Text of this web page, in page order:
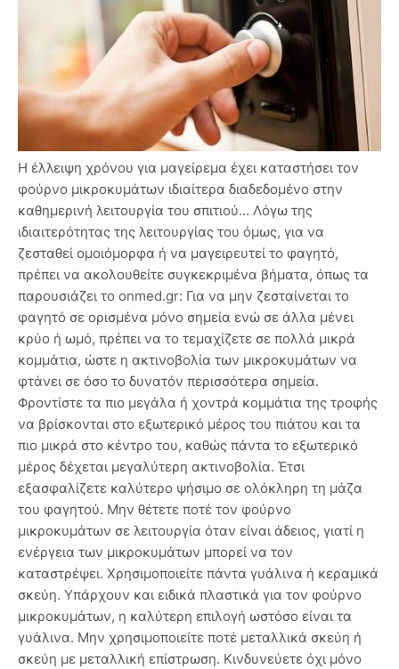
Η έλλειψη χρόνου για μαγείρεμα έχει καταστήσει τον
φούρνο μικροκυμάτων ιδιαίτερα διαδεδομένο στην
καθημερινή λειτουργία του σπιτιού... Λόγω της
ιδιαιτερότητας της λειτουργίας του όμως, για να
ζεσταθεί ομοιόμορφα ή να μαγειρευτεί το φαγητό,
πρέπει να ακολουθείτε συγκεκριμένα βήματα, όπως τα
παρουσιάζει το onmed.gr: Για να μην ζεσταίνεται το
φαγητό σε ορισμένα μόνο σημεία ενώ σε άλλα μένει
κρύο ή ωμό, πρέπει να το τεμαχίζετε σε πολλά μικρά
κομμάτια, ώστε η ακτινοβολία των μικροκυμάτων να
φτάνει σε όσο το δυνατόν περισσότερα σημεία.
Φροντίστε τα πιο μεγάλα ή χοντρά κομμάτια της τροφής
να βρίσκονται στο εξωτερικό μέρος του πιάτου και τα
πιο μικρά στο κέντρο του, καθώς πάντα το εξωτερικό
μέρος δέχεται μεγαλύτερη ακτινοβολία. Έτσι
εξασφαλίζετε καλύτερο ψήσιμο σε ολόκληρη τη μάζα
του φαγητού. Μην θέτετε ποτέ τον φούρνο
μικροκυμάτων σε λειτουργία όταν είναι άδειος, γιατί η
ενέργεια των μικροκυμάτων μπορεί να τον
καταστρέψει. Χρησιμοποιείτε πάντα γυάλινα ή κεραμικά
σκεύη. Υπάρχουν και ειδικά πλαστικά για τον φούρνο
μικροκυμάτων, η καλύτερη επιλογή ωστόσο είναι τα
γυάλινα. Μην χρησιμοποιείτε ποτέ μεταλλικά σκεύη ή
σκεύη με μεταλλική επίστρωση. Κινδυνεύετε όχι μόνο